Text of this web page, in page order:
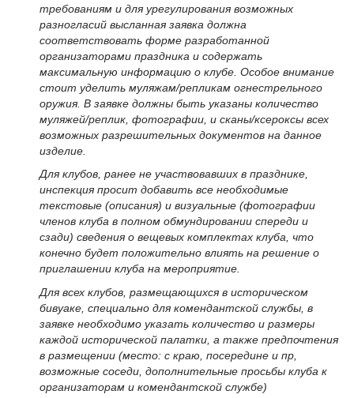
требованиям и для урегулирования возможных
разногласий высланная заявка должна
соответствовать форме разработанной
организаторами праздника и содержать
максимальную информацию о клубе. Особое внимание
стоит уделить муляжам/репликам огнестрельного
оружия. В заявке должны быть указаны количество
муляжей/реплик, фотографии, и сканы/ксероксы всех
возможных разрешительных документов на данное
изделие.
Для клубов, ранее не участвовавших в празднике,
инспекция просит добавить все необходимые
текстовые (описания) и визуальные (фотографии
членов клуба в полном обмундировании спереди и
сзади) сведения о вещевых комплектах клуба, что
конечно будет положительно влиять на решение о
приглашении клуба на мероприятие.
Для всех клубов, размещающихся в историческом
бивуаке, специально для комендантской службы, в
заявке необходимо указать количество и размеры
каждой исторической палатки, а также предпочтения
в размещении (место: с краю, посередине и пр,
возможные соседи, дополнительные просьбы клуба к
организаторам и комендантской службе)